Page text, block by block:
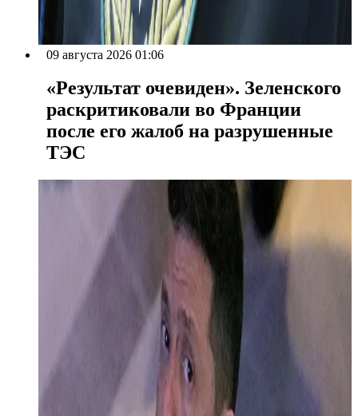
09 августа 2026 01:06
«Результат очевиден». Зеленского
раскритиковали во Франции
после его жалоб на разрушенные
ТЭС